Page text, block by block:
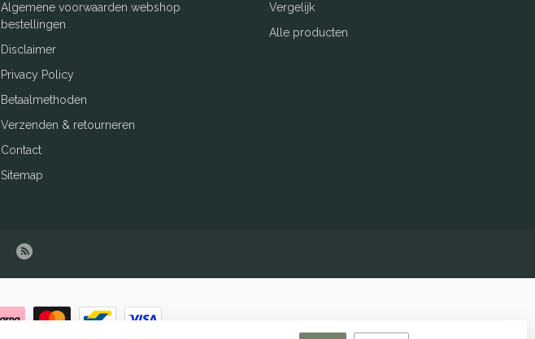
Algemene voorwaarden webshop
bestellingen
Disclaimer
Privacy Policy
Betaalmethoden
Verzenden & retourneren
Contact
Sitemap
Vergelijk
Alle producten